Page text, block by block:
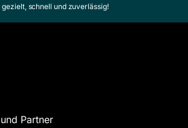
schnell und zuverlässig!
Partner